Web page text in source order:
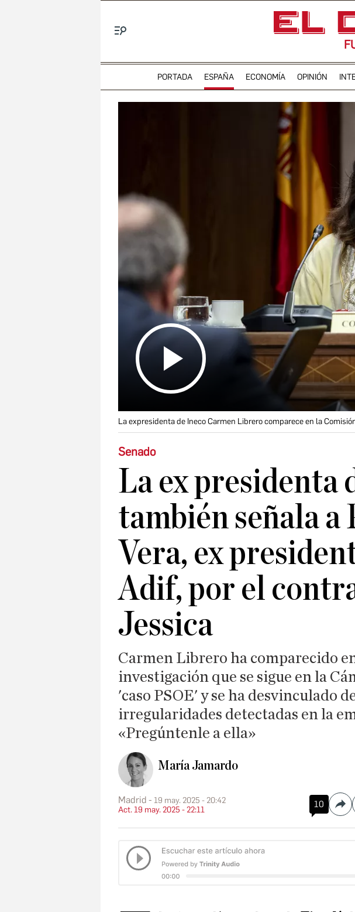
PORTADA ESPAÑA ECONOMÍA OPINIÓN
La expresidenta de Ineco Carmen Librero comparece en la
Senado
La ex presidenta
también señala a
Vera, ex
Adif, por el
Jessica
Carmen Librero ha comparecido
investigación que se sigue en la
'caso PSOE' y se ha desvinculado
irregularidades detectadas en la
«Pregúntenle a ella»
María Jamardo
Madrid
19 may. 2025 - 20:42
Act. 19 may. 2025 - 22:11
10